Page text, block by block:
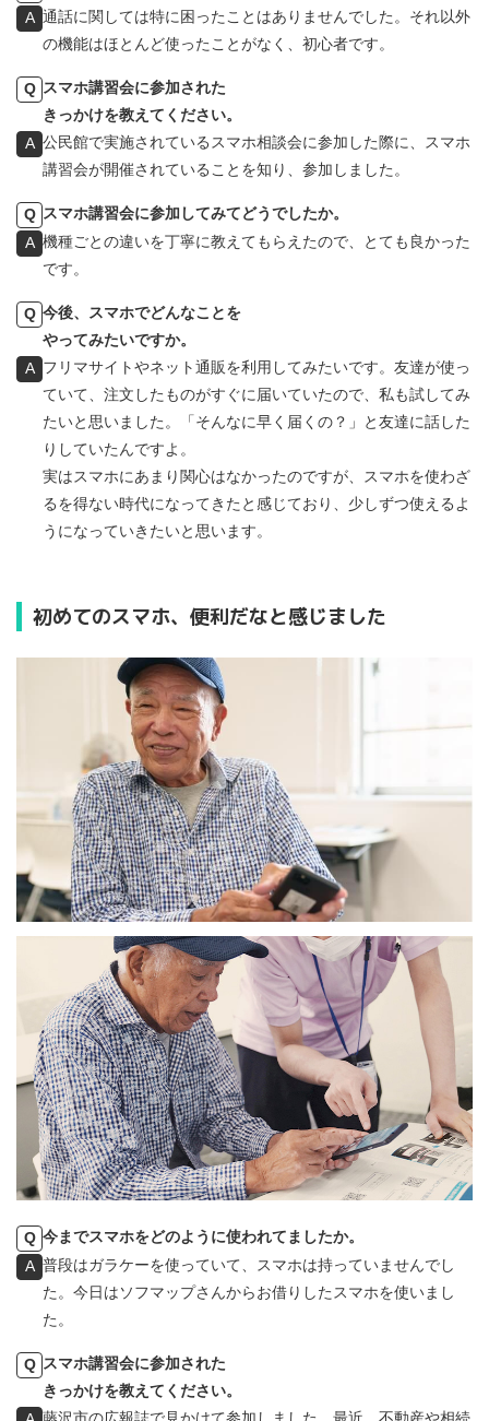
A 通話に関しては特に困ったことはありませんでした。それ以外
の機能はほとんど使ったことがなく、初心者です。
Q スマホ講習会に参加された
きっかけを教えてください。
A 公民館で実施されているスマホ相談会に参加した際に、スマホ
講習会が開催されていることを知り、参加しました。
Q スマホ講習会に参加してみてどうでしたか。
A 機種ごとの違いを丁寧に教えてもらえたので、とても良かった
です。
Q 今後、スマホでどんなことを
やってみたいですか。
A フリマサイトやネット通販を利用してみたいです。友達が使っ
ていて、注文したものがすぐに届いていたので、私も試してみ
たいと思いました。「そんなに早く届くの？」と友達に話した
りしていたんですよ。
実はスマホにあまり関心はなかったのですが、スマホを使わざ
るを得ない時代になってきたと感じており、少しずつ使えるよ
うになっていきたいと思います。
初めてのスマホ、便利だなと感じました
Q 今までスマホをどのように使われてましたか。
A 普段はガラケーを使っていて、スマホは持っていませんでし
た。今日はソフマップさんからお借りしたスマホを使いまし
た。
Q スマホ講習会に参加された
きっかけを教えてください。